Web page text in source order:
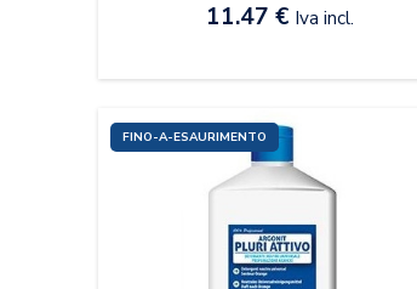
11.47 € Iva incl.
FINO-A-ESAURIMENTO